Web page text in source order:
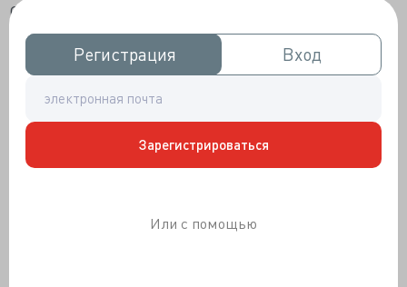
Регистрация
Регистрация Вход
Вход
Зарегистрироваться
Или с помощью
Однако клиника не соблюла требования к схеме
проведения процедур: кратности, количеству и
срокам между инъекциями. Кроме того, в одну
анатомическую зону вводились два препарата от
разных изготовителей, не входящие в одну линейку
препаратов. Допустимость и безопасность подобных
действий на сегодняшний день не доказана
научными исследованиями. Таким образом, клиника
предоставила пациентке некачественные
Наличие противопоказаний: кто и как обязан